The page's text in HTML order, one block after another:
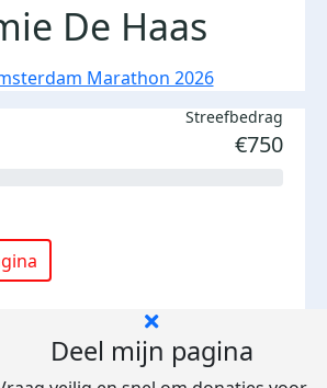
De Haas
Marathon 2026
Streefbedrag
€750
Deel mijn pagina